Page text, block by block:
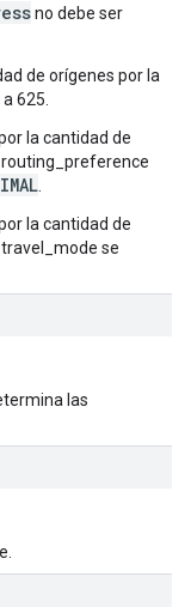
no debe ser
de orígenes por la
625.
la cantidad de
la cantidad de
se
las